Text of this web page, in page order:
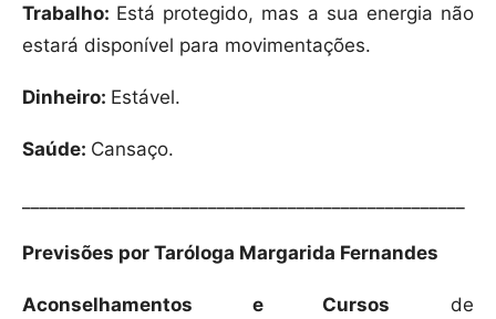
Trabalho: Está protegido, mas a sua energia não
estará disponível para movimentações.
Dinheiro: Estável.
Saúde: Cansaço.
Previsões por Taróloga Margarida Fernandes
Aconselhamentos e Cursos de